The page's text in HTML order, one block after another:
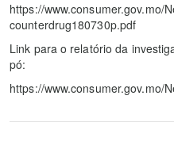
https://www.consumer.gov.mo/
counterdrug180730p.pdf
Link para o relatório da
pó:
https://www.consumer.gov.mo/